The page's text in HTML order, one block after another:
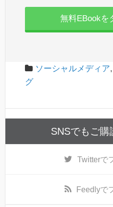
無料EBookを
ソーシャルメディア,
グ
SNSでもご購
Twitterで
Feedlyで